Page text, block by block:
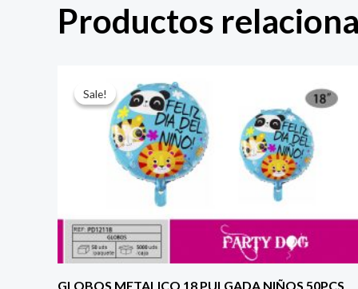
Productos
Sale!
Sale!
GLOBOS METALICO 18 PULGADA NIÑOS 50PCS
precio
original
era:
$ 4.000.
precio
actual
es:
$ 2.800.